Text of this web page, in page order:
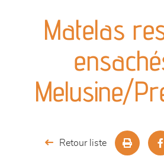
séjours
meubles de complément
chambres et dressing
Matelas
Melusine/
Retour liste